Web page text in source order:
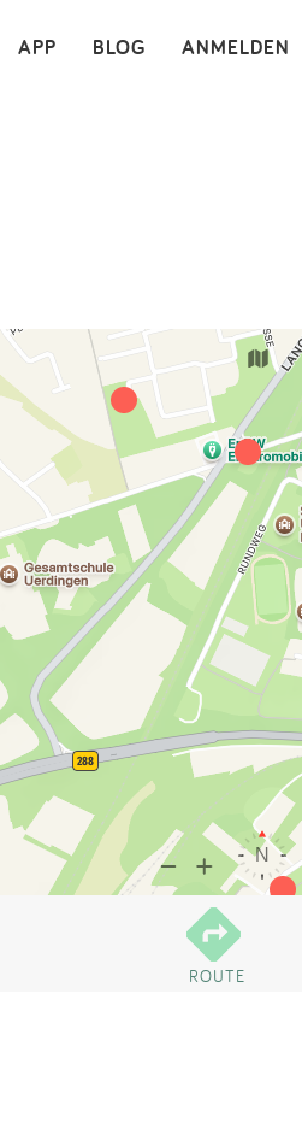
ANMELDEN
BLOG
APP ×
ROUTE